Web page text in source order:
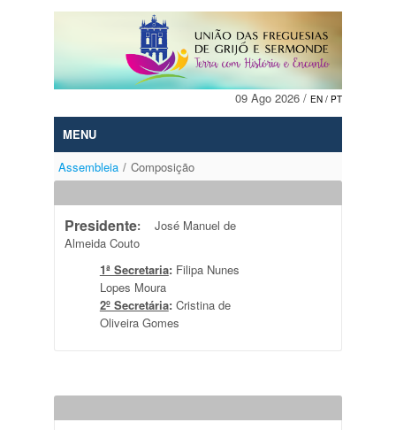
Skip to Content
09 Ago 2026 /EN/ PT
MENU
Assembleia / Composição
Presidente:
José Manuel de
Almeida Couto
1ª Secretaria:Filipa Nunes
Lopes Moura
2º Secretária:Cristina de
Oliveira Gomes